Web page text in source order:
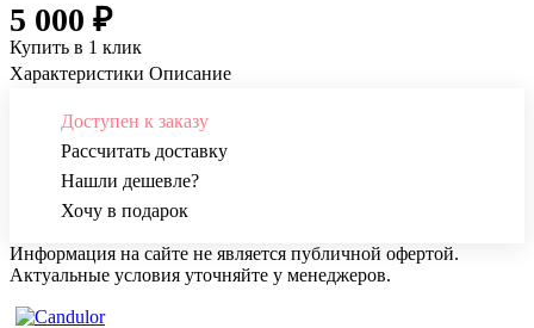
5 000 ₽
Купить в 1 клик
Характеристики Описание
Доступен к заказу
Рассчитать доставку
Нашли дешевле?
Хочу в подарок
Информация на сайте не является публичной офертой.
Актуальные условия уточняйте у менеджеров.